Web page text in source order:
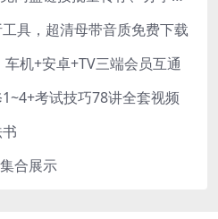
具，超清母带音质免费下载
机+安卓+TV三端会员互通
考试技巧78讲全套视频
合展示